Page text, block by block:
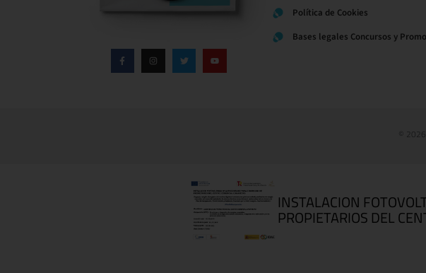
Política de Cookies
Bases legales Concursos y
©
INSTALACION
PROPIETARIOS DEL